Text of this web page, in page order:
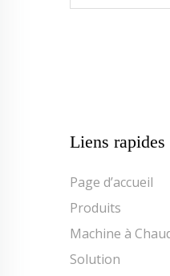
Liens rapides
Page d’accueil
Produits
Machine à
Solution